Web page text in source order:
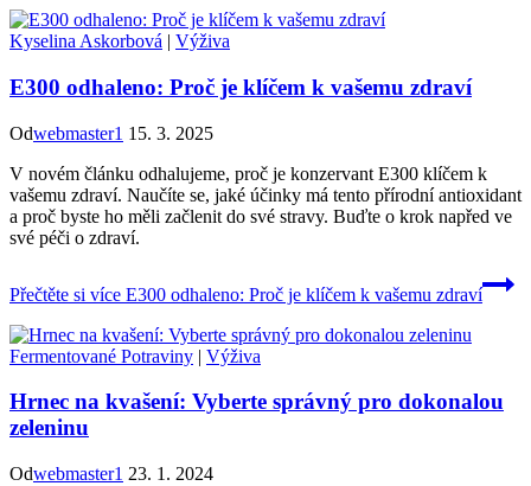
Kyselina Askorbová | Výživa
E300 odhaleno: Proč je klíčem k vašemu zdraví
Odwebmaster1 15. 3. 2025
V novém článku odhalujeme, proč je konzervant E300 klíčem k
vašemu zdraví. Naučíte se, jaké účinky má tento přírodní antioxidant
a proč byste ho měli začlenit do své stravy. Buďte o krok napřed ve
své péči o zdraví.
Přečtěte si více E300 odhaleno: Proč je klíčem k vašemu zdraví
Fermentované Potraviny | Výživa
Hrnec na kvašení: Vyberte správný pro dokonalou
zeleninu
Odwebmaster1 23. 1. 2024